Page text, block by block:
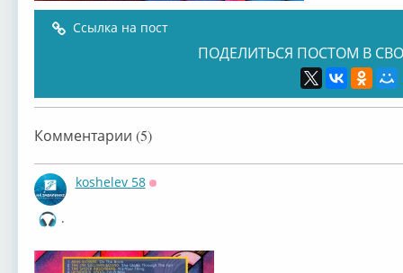
Ссылка на пост
ПОДЕЛИТЬСЯ ПОСТОМ В
Комментарии (5)
koshelev 58
.